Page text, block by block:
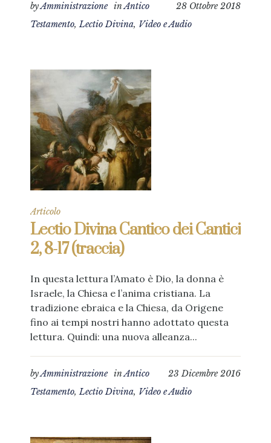
28 Ottobre 2018
byAmministrazione inAntico
Testamento,Lectio Divina, Video e Audio
Articolo
Lectio Divina Cantico dei Cantici
2, 8-17 (traccia)
In questa lettura l’Amato è Dio, la donna è
Israele, la Chiesa e l’anima cristiana. La
tradizione ebraica e la Chiesa, da Origene
fino ai tempi nostri hanno adottato questa
lettura. Quindi: una nuova alleanza...
23 Dicembre 2016
byAmministrazione inAntico
Testamento,Lectio Divina, Video e Audio